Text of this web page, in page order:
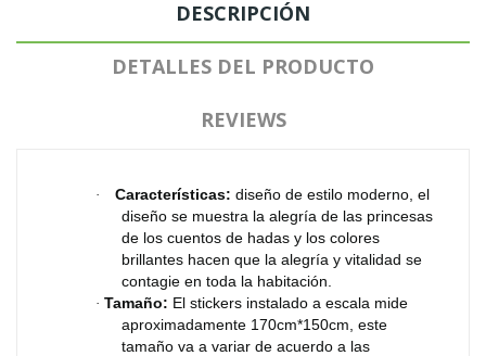
DESCRIPCIÓN
DETALLES DEL PRODUCTO
REVIEWS
· Características: diseño de estilo moderno, el
diseño se muestra la alegría de las princesas
de los cuentos de hadas y los colores
brillantes hacen que la alegría y vitalidad se
contagie en toda la habitación.
· Tamaño: El stickers instalado a escala mide
aproximadamente 170cm*150cm, este
tamaño va a variar de acuerdo a las